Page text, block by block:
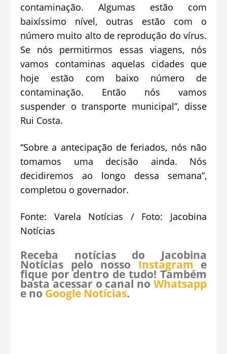
contaminação. Algumas estão com
baixíssimo nível, outras estão com o
número muito alto de reprodução do vírus.
Se nós permitirmos essas viagens, nós
vamos contaminas aquelas cidades que
hoje estão com baixo número de
contaminação. Então nós vamos
suspender o transporte municipal”, disse
Rui Costa.
“Sobre a antecipação de feriados, nós não
tomamos uma decisão ainda. Nós
decidiremos ao longo dessa semana”,
completou o governador.
Fonte: Varela Notícias / Foto: Jacobina
Notícias
Receba notícias do Jacobina
Notícias pelo nosso Instagram e
fique por dentro de tudo! Também
basta acessar o canal no Whatsapp
e no Google Notícias.